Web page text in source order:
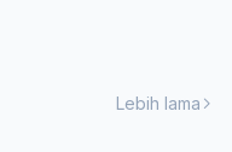
Lebih lama